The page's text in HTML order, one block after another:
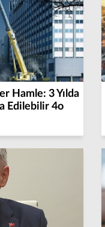
Hamle: 3 Yılda
Edilebilir 4o